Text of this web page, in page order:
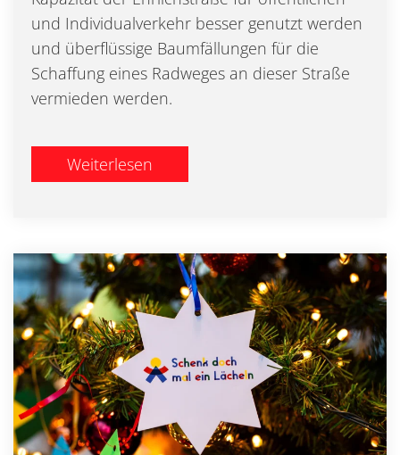
und Individualverkehr besser genutzt werden
und überflüssige Baumfällungen für die
Schaffung eines Radweges an dieser Straße
vermieden werden.
Weiterlesen